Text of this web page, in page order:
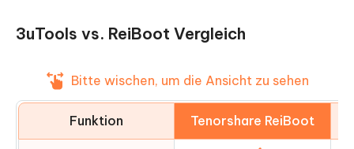
3uTools vs. ReiBoot Vergleich
Bitte wischen, um die Ansicht zu sehen
Funktion Tenorshare ReiBoot